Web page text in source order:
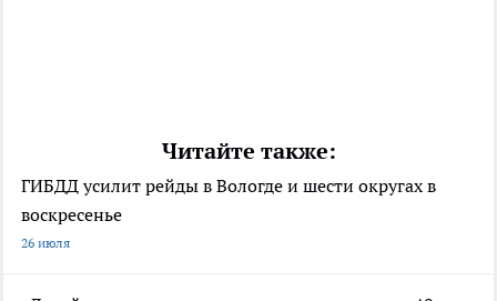
Читайте также:
ГИБДД усилит рейды в Вологде и шести округах в
воскресенье
26 июля